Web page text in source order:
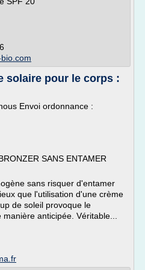
solaire pour le corps :
Envoi ordonnance :
SANS ENTAMER
sans risquer d'entamer
que l'utilisation d'une crème
de soleil provoque le
anticipée. Véritable...